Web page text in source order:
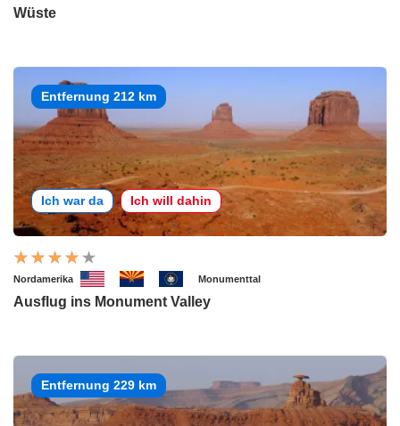
Wüste
Entfernung 212 km
Ich war da Ich will dahin
Nordamerika Monumenttal
Ausflug ins Monument Valley
Entfernung 229 km